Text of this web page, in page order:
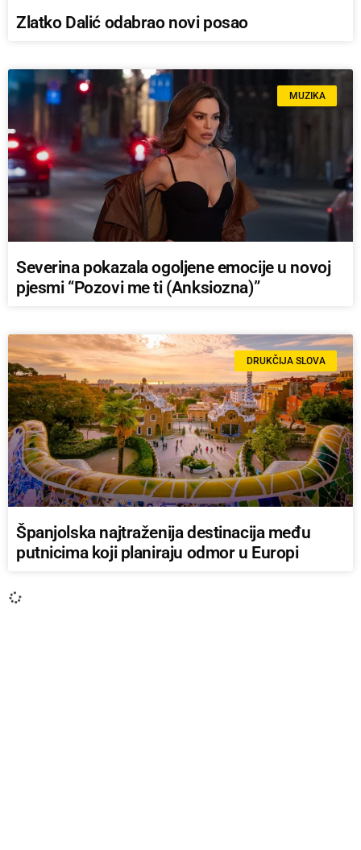
Zlatko Dalić odabrao novi posao
MUZIKA
Severina pokazala ogoljene emocije u novoj
pjesmi “Pozovi me ti (Anksiozna)”
DRUKČIJA SLOVA
Španjolska najtraženija destinacija među
putnicima koji planiraju odmor u Europi